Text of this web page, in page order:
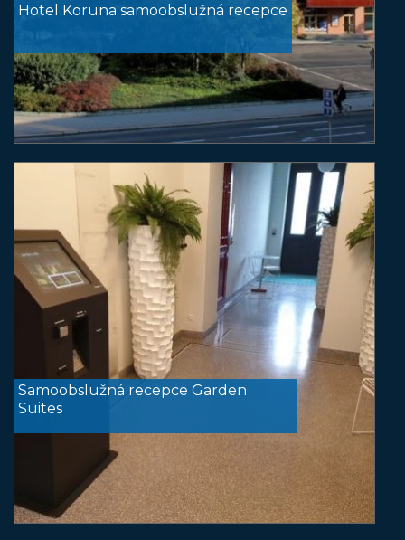
Hotel Koruna samoobslužná recepce
Samoobslužná recepce Garden
Suites